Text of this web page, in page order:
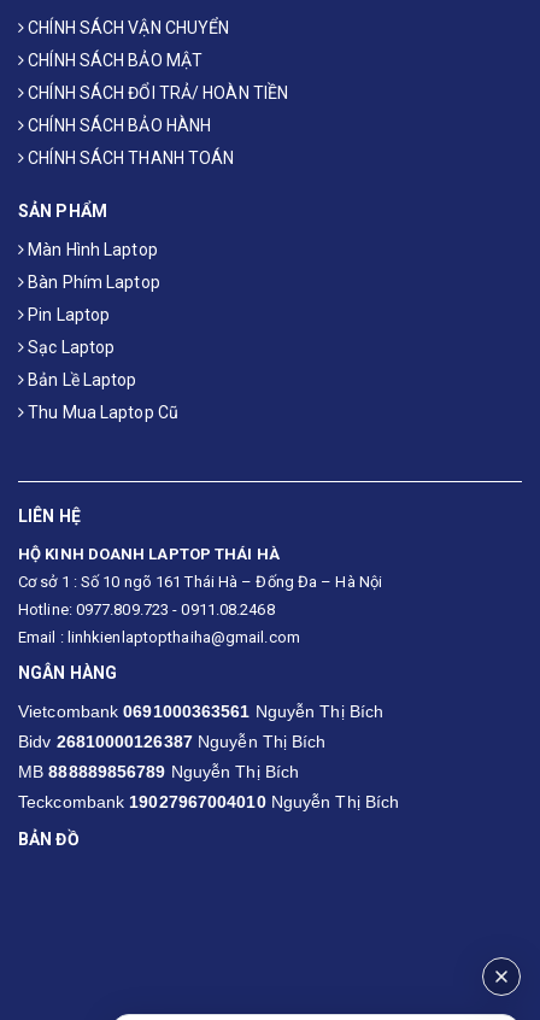
CHÍNH SÁCH VẬN CHUYỂN
CHÍNH SÁCH BẢO MẬT
CHÍNH SÁCH ĐỔI TRẢ/ HOÀN TIỀN
CHÍNH SÁCH BẢO HÀNH
CHÍNH SÁCH THANH TOÁN
SẢN PHẨM
Màn Hình Laptop
Bàn Phím Laptop
Pin Laptop
Sạc Laptop
Bản Lề Laptop
Thu Mua Laptop Cũ
LIÊN HỆ
HỘ KINH DOANH LAPTOP THÁI HÀ
Cơ sở 1 : Số 10 ngõ 161 Thái Hà – Đống Đa – Hà Nội
Hotline: 0977.809.723 - 0911.08.2468
Email : linhkienlaptopthaiha@gmail.com
NGÂN HÀNG
Vietcombank0691000363561 Nguyễn Thị Bích
Bidv 26810000126387Nguyễn Thị Bích
MB888889856789 Nguyễn Thị Bích
Teckcombank 19027967004010Nguyễn Thị Bích
BẢN ĐỒ